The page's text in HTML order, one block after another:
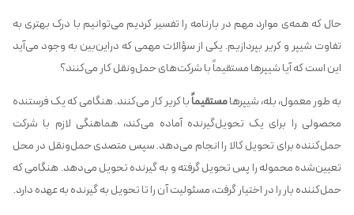
حال که همه‌ی موارد مهم در بارنامه را تفسیر کردیم می‌توانیم با درک بهتری به
تفاوت شیپر و کریر بپردازیم. یکی از سؤالات مهمی که دراین‌بین به وجود می‌آید
این است که آیا شیپرها مستقیماً با شرکت‌های حمل‌ونقل کار می‌کنند؟
به طور معمول، بله، شیپرهامستقیماًبا کریر کار می‌کنند. هنگامی که یک فرستنده
محصولی را برای یک تحویل‌گیرنده آماده می‌کند، هماهنگی لازم با شرکت
حمل‌کننده برای تحویل‌ کالا را انجام می‌دهد. سپس متصدی حمل‌ونقل در محل
تعیین‌شده محموله را پس تحویل گرفته و به گیرنده تحویل می‌دهد. هنگامی که
حمل‌کننده بار را در اختیار گرفت، مسئولیت آن را تا تحویل به ‌گیرنده به عهده دارد.